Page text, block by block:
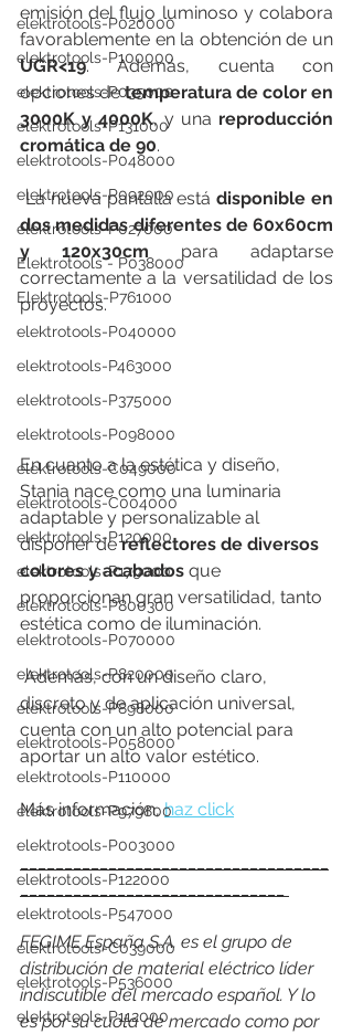
elektrotools-P020000
elektrotools-P100000
elektrotools-P035000
elektrotools-P131000
elektrotools-P048000
elektrotools-P092000
elektrotools-P027000
Elektrotools - P038000
Elektrotools-P761000
elektrotools-P040000
elektrotools-P463000
elektrotools-P375000
elektrotools-P098000
elektrotools-C049000
elektrotools-C004000
elektrotools-P120000
elektrotools-P179000
elektrotools-P800300
elektrotools-P070000
elektrotools-P820000
elektrotools-P898000
elektrotools-P058000
elektrotools-P110000
elektrotools-P979800
elektrotools-P003000
elektrotools-P122000
elektrotools-P547000
elektrotools-C039000
elektrotools-P536000
elektrotools-P112000
emisión del flujo luminoso y colabora
UGR<19. Además, cuenta con
opciones de temperatura de color en
3000K y 4000K, y una reproducción
cromática de 90.
La nueva pantalla está disponible en
dos medidas diferentes de 60x60cm
y 120x30cm para adaptarse
correctamente a la versatilidad de los
proyectos.
En cuanto a la estética y diseño,
Stania nace como una luminaria
adaptable y personalizable al
disponer de reflectores de diversos
colores y acabados que
proporcionan gran versatilidad, tanto
estética como de iluminación.
Además, con un diseño claro,
discreto y de aplicación universal,
cuenta con un alto potencial para
aportar un alto valor estético.
Más información, haz click
______________________________
FEGIME España S.A. es el grupo de
distribución de material eléctrico líder
indiscutible del mercado español. Y lo
es por su cuota de mercado como por